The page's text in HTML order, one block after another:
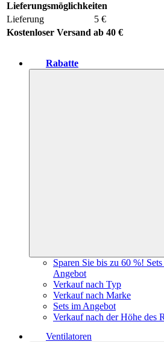
Lieferungsmöglichkeiten
Lieferung
5 €
Kostenloser Versand ab 40 €
Rabatte
Sparen Sie bis zu 60 %!
Angebot
Verkauf nach Typ
Verkauf nach Marke
Sets im Angebot
Verkauf nach der Höhe des
Ventilatoren